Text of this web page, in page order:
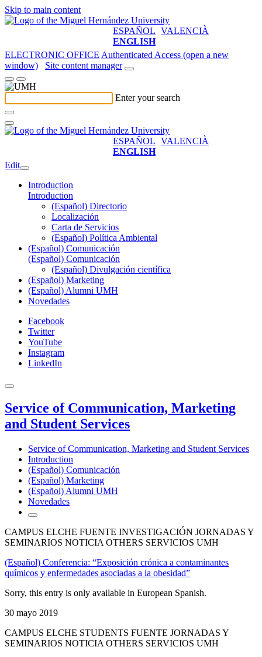
Skip to main content
ESPAÑOL VALENCIÀ
ENGLISH
ELECTRONIC OFFICE Authenticated Access (open a new
window)
Site content manager
Enter your search
ESPAÑOL VALENCIÀ
ENGLISH
Edit
Introduction
Introduction
(Español) Directorio
Localización
Carta de Servicios
(Español) Política Ambiental
(Español) Comunicación
(Español) Comunicación
(Español) Divulgación científica
(Español) Marketing
(Español) Alumni UMH
Novedades
Facebook
Twitter
YouTube
Instagram
LinkedIn
Service of Communication, Marketing
and Student Services
Service of Communication, Marketing and Student Services
Introduction
(Español) Comunicación
(Español) Marketing
(Español) Alumni UMH
Novedades
CAMPUS ELCHE FUENTE INVESTIGACIÓN JORNADAS Y
SEMINARIOS NOTICIA OTHERS SERVICIOS UMH
(Español) Conferencia: “Exposición crónica a contaminantes
químicos y enfermedades asociadas a la obesidad”
Sorry, this entry is only available in European Spanish.
30 mayo 2019
CAMPUS ELCHE STUDENTS FUENTE JORNADAS Y
SEMINARIOS NOTICIA OTHERS SERVICIOS UMH